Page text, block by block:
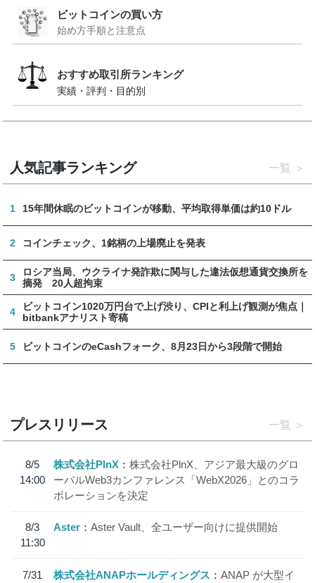
ビットコインの買い方
始め方手順と注意点
おすすめ取引所ランキング
実績・評判・目的別
人気記事ランキング 一覧
1 15年間休眠のビットコインが移動、平均取得単価は約10ドル
2 コインチェック、1銘柄の上場廃止を発表
3
ロシア当局、ウクライナ発詐欺に関与した違法仮想通貨交換所を
摘発 20人超拘束
4
ビットコイン1020万円台で上げ渋り、CPIと利上げ観測が焦点｜
bitbankアナリスト寄稿
5 ビットコインのeCashフォーク、8月23日から3段階で開始
プレスリリース 一覧
8/5
14:00
株式会社PlnX
株式会社PlnX、アジア最大級のグロ
ーバルWeb3カンファレンス「WebX2026」とのコラ
ボレーションを決定
8/3
11:30
Aster Aster Vault、全ユーザー向けに提供開始
7/31
株式会社ANAPホールディングス
ANAP が大型イ